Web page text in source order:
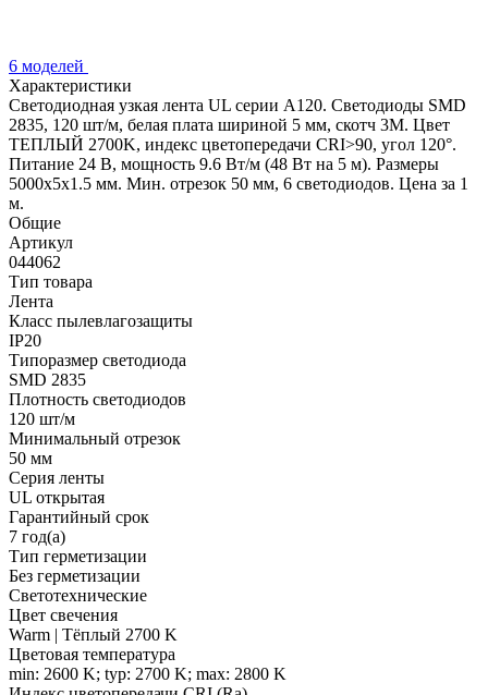
6 моделей
Характеристики
Светодиодная узкая лента UL серии A120. Светодиоды SMD
2835, 120 шт/м, белая плата шириной 5 мм, скотч 3M. Цвет
ТЕПЛЫЙ 2700K, индекс цветопередачи CRI>90, угол 120°.
Питание 24 В, мощность 9.6 Вт/м (48 Вт на 5 м). Размеры
5000x5x1.5 мм. Мин. отрезок 50 мм, 6 светодиодов. Цена за 1
м.
Общие
Артикул
044062
Тип товара
Лента
Класс пылевлагозащиты
IP20
Типоразмер светодиода
SMD 2835
Плотность светодиодов
120 шт/м
Минимальный отрезок
50 мм
Серия ленты
UL открытая
Гарантийный срок
7 год(а)
Тип герметизации
Без герметизации
Светотехнические
Цвет свечения
Warm | Тёплый 2700 K
Цветовая температура
min: 2600 K; typ: 2700 K; max: 2800 K